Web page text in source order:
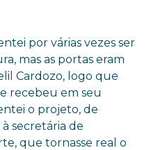
por várias vezes ser
mas as portas eram
Cardozo, logo que
recebeu em seu
o projeto, de
secretária de
que tornasse real o